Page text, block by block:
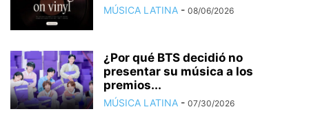
MÚSICA LATINA - 08/06/2026
¿Por qué BTS decidió no
presentar su música a los
premios...
MÚSICA LATINA - 07/30/2026